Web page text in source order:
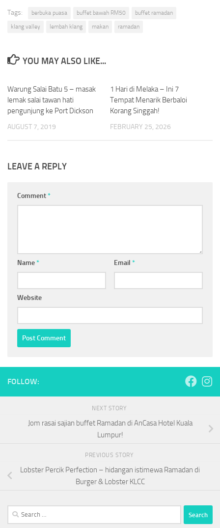
Tags: berbuka puasa buffet bawah RM50
buffet ramadan
klang valley
lembah klang makan ramadan
YOU MAY ALSO LIKE...
Warung Salai Batu 5 – masak
lemak salai tawan hati
pengunjung ke Port Dickson
AUGUST 7, 2019
1 Hari di Melaka – Ini 7
Tempat Menarik Berbaloi
Korang Singgah!
FEBRUARY 25, 2026
LEAVE A REPLY
Comment*
Name* Email *
Website
FOLLOW:
NEXT STORY
Jom rasai sajian buffet Ramadan di AnCasa Hotel Kuala
Lumpur!
PREVIOUS STORY
Lobster Percik Perfection – hidangan istimewa Ramadan di
Burger & Lobster KLCC
Search
for: